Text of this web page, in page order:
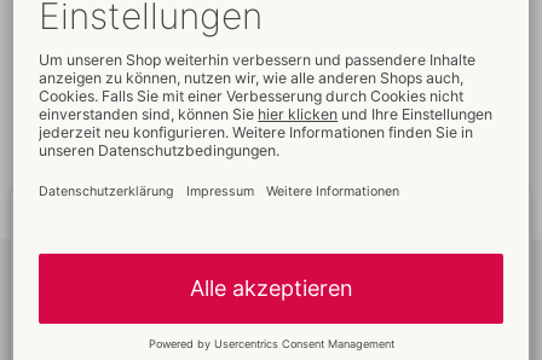
Verkaufsfördernde
Verpackungen
Kundenservice
Schnelleweltweite
Lieferung
NeueTrends
abonnieren
Um unseren Newsletter zu abonnieren, melden Sie sich bitte im